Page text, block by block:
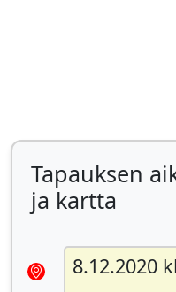
Tapauksen
ja kartta
8.12.2020